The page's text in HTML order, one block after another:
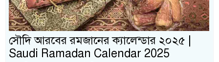
সৌদি আরবের রমজানের ক্যালেন্ডার ২০২৫ |
Saudi Ramadan Calendar 2025